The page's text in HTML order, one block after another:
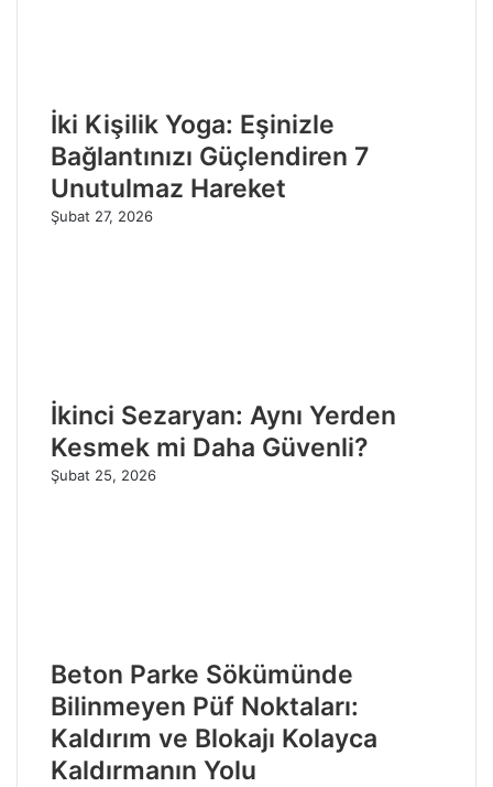
İki Kişilik Yoga: Eşinizle
Bağlantınızı Güçlendiren 7
Unutulmaz Hareket
Şubat 27, 2026
İkinci Sezaryan: Aynı Yerden
Kesmek mi Daha Güvenli?
Şubat 25, 2026
Beton Parke Sökümünde
Bilinmeyen Püf Noktaları:
Kaldırım ve Blokajı Kolayca
Kaldırmanın Yolu